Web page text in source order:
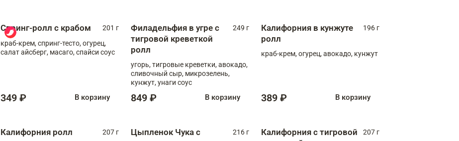
Спринг-ролл с крабом
201 г
краб-крем, спринг-тесто, огурец,
салат айсберг, масаго, спайси соус
349 ₽ В корзину
Филадельфия в угре с
тигровой креветкой
ролл
249 г
угорь, тигровые креветки, авокадо,
сливочный сыр, микрозелень,
кунжут, унаги соус
849 ₽ В корзину
Калифорния в кунжуте
ролл
196 г
краб-крем, огурец, авокадо, кунжут
389 ₽ В корзину
Калифорния ролл 207 г
Цыпленок Чука с
216 г
Калифорния с тигровой
207 г